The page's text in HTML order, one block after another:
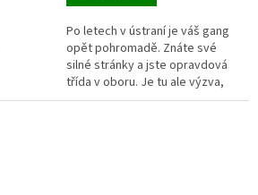
Po letech v ústraní je váš gang
opět pohromadě. Znáte své
silné stránky a jste opravdová
třída v oboru. Je tu ale výzva,
která nebude vůbec lehká a kde